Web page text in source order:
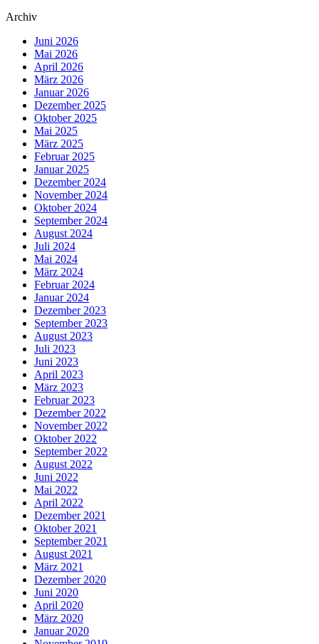
Archiv
Juni 2026
Mai 2026
April 2026
März 2026
Januar 2026
Dezember 2025
Oktober 2025
Mai 2025
März 2025
Februar 2025
Januar 2025
Dezember 2024
November 2024
Oktober 2024
September 2024
August 2024
Juli 2024
Mai 2024
März 2024
Februar 2024
Januar 2024
Dezember 2023
September 2023
August 2023
Juli 2023
Juni 2023
April 2023
März 2023
Februar 2023
Dezember 2022
November 2022
Oktober 2022
September 2022
August 2022
Juni 2022
Mai 2022
April 2022
Dezember 2021
Oktober 2021
September 2021
August 2021
März 2021
Dezember 2020
Juni 2020
April 2020
März 2020
Januar 2020